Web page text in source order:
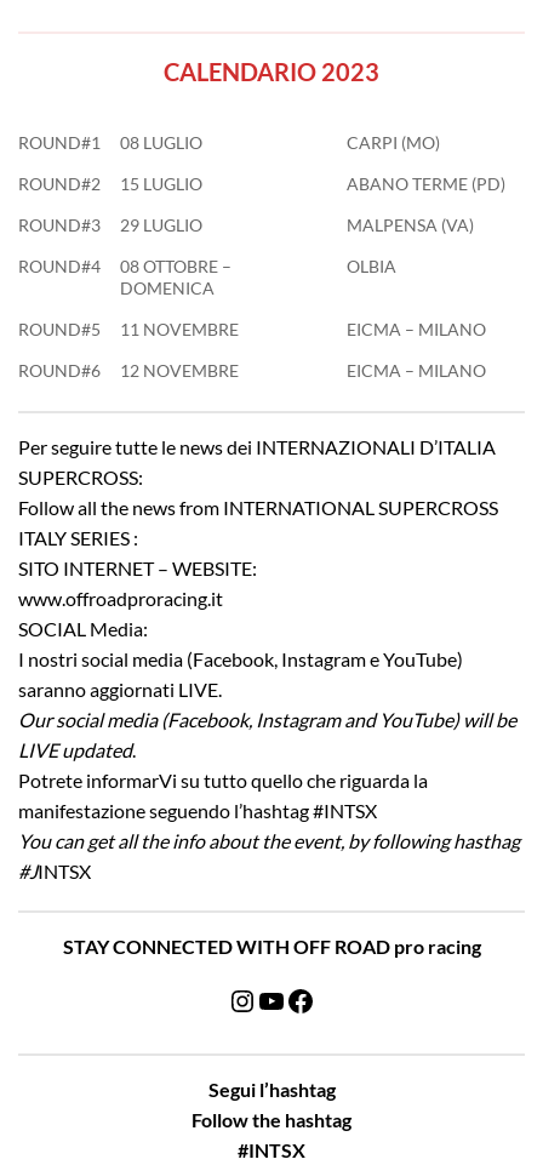
CALENDARIO 2023
ROUND#1 08 LUGLIO
CARPI (MO)
ROUND#2
15 LUGLIO
ABANO TERME (PD)
ROUND#3
29 LUGLIO
MALPENSA (VA)
ROUND#4
08 OTTOBRE –
DOMENICA
OLBIA
ROUND#5 11 NOVEMBRE
EICMA – MILANO
ROUND#6
12 NOVEMBRE EICMA – MILANO
Per seguire tutte le news dei INTERNAZIONALI D’ITALIA
SUPERCROSS:
Follow all the news from INTERNATIONAL SUPERCROSS
ITALY SERIES :
SITO INTERNET – WEBSITE:
www.offroadproracing.it
SOCIAL Media:
I nostri social media (Facebook, Instagram e YouTube)
saranno aggiornati LIVE.
Our social media (Facebook, Instagram and YouTube) will be
LIVE updated.
Potrete informarVi su tutto quello che riguarda la
manifestazione seguendo l’hashtag #INTSX
You can get all the info about the event, by following hasthag
#JINTSX
STAY CONNECTED WITH OFF ROAD pro racing
Instagram
YouTube
Facebook
Segui l’hashtag
Follow the hashtag
#INTSX